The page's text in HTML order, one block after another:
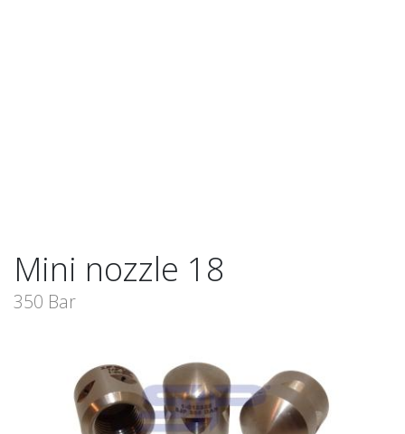
Mini nozzle 18
350 Bar